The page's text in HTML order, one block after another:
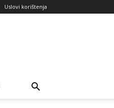
Uslovi korištenja